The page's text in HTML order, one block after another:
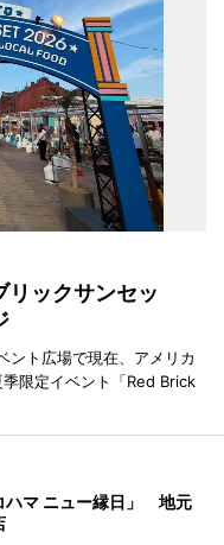
リックサンセッ
ント広場で現在、アメリカ
限定イベント「Red Brick
ハマ ニュー縁日」 地元